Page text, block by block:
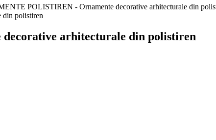
POLISTIREN - Ornamente decorative arhitecturale din
arhitecturale din polistiren